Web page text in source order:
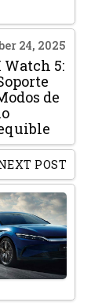
24, 2025
5:
de
POST